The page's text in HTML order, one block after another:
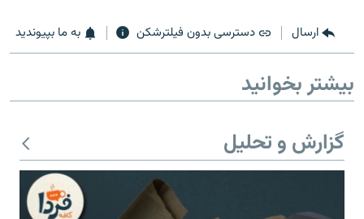
ارسال دسترسی بدون فیلترشکن به ما بپیوندید
بیشتر بخوانید
گزارش و تحلیل